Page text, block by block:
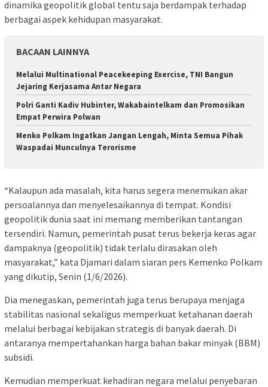
dinamika geopolitik global tentu saja berdampak terhadap
berbagai aspek kehidupan masyarakat.
BACAAN LAINNYA
Melalui Multinational Peacekeeping Exercise, TNI Bangun
Jejaring Kerjasama Antar Negara
Polri Ganti Kadiv Hubinter, Wakabaintelkam dan Promosikan
Empat Perwira Polwan
Menko Polkam Ingatkan Jangan Lengah, Minta Semua Pihak
Waspadai Munculnya Terorisme
“Kalaupun ada masalah, kita harus segera menemukan akar
persoalannya dan menyelesaikannya di tempat. Kondisi
geopolitik dunia saat ini memang memberikan tantangan
tersendiri. Namun, pemerintah pusat terus bekerja keras agar
dampaknya (geopolitik) tidak terlalu dirasakan oleh
masyarakat,” kata Djamari dalam siaran pers Kemenko Polkam
yang dikutip, Senin (1/6/2026).
Dia menegaskan, pemerintah juga terus berupaya menjaga
stabilitas nasional sekaligus memperkuat ketahanan daerah
melalui berbagai kebijakan strategis di banyak daerah. Di
antaranya mempertahankan harga bahan bakar minyak (BBM)
subsidi.
Kemudian memperkuat kehadiran negara melalui penyebaran